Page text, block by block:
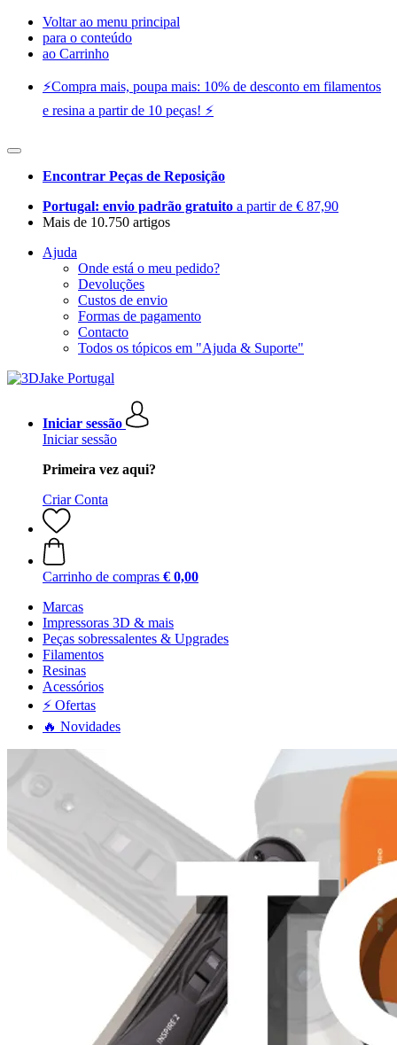
Voltar ao menu principal
para o conteúdo
ao Carrinho
⚡️Compra mais, poupa mais: 10% de desconto em filamentos
e resina a partir de 10 peças! ⚡️
Encontrar Peças de Reposição
Portugal: envio padrão gratuito a partir de € 87,90
Mais de 10.750 artigos
Ajuda
Onde está o meu pedido?
Devoluções
Custos de envio
Formas de pagamento
Contacto
Todos os tópicos em "Ajuda & Suporte"
Iniciar sessão
Iniciar sessão
Primeira vez aqui?
Criar Conta
Carrinho de compras € 0,00
Marcas
Impressoras 3D & mais
Peças sobressalentes & Upgrades
Filamentos
Resinas
Acessórios
⚡ Ofertas
🔥 Novidades